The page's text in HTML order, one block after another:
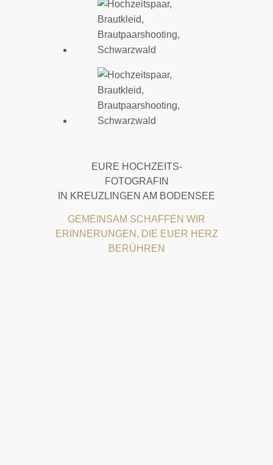
EURE HOCHZEITS-
FOTOGRAFIN
IN KREUZLINGEN AM BODENSEE
GEMEINSAM SCHAFFEN WIR
ERINNERUNGEN, DIE EUER HERZ
BERÜHREN